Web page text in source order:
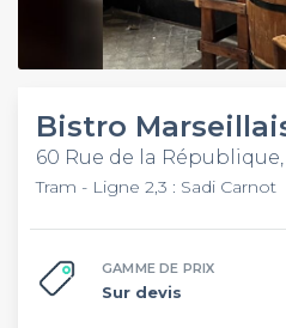
Bistro
60 Rue de la
Tram - Ligne 2,3 : Sadi Carnot
GAMME DE PRIX
Sur devis